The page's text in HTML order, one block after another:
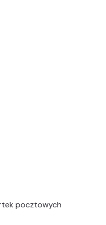
pocztowych